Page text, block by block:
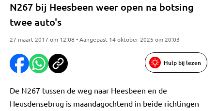
N267 bij Heesbeen weer open na botsing
twee auto's
27 maart 2017 om 12:08 • Aangepast 14 oktober 2025 om 20:03
Hulp bij lezen
De N267 tussen de weg naar Heesbeen en de
Heusdensebrug is maandagochtend in beide richtingen